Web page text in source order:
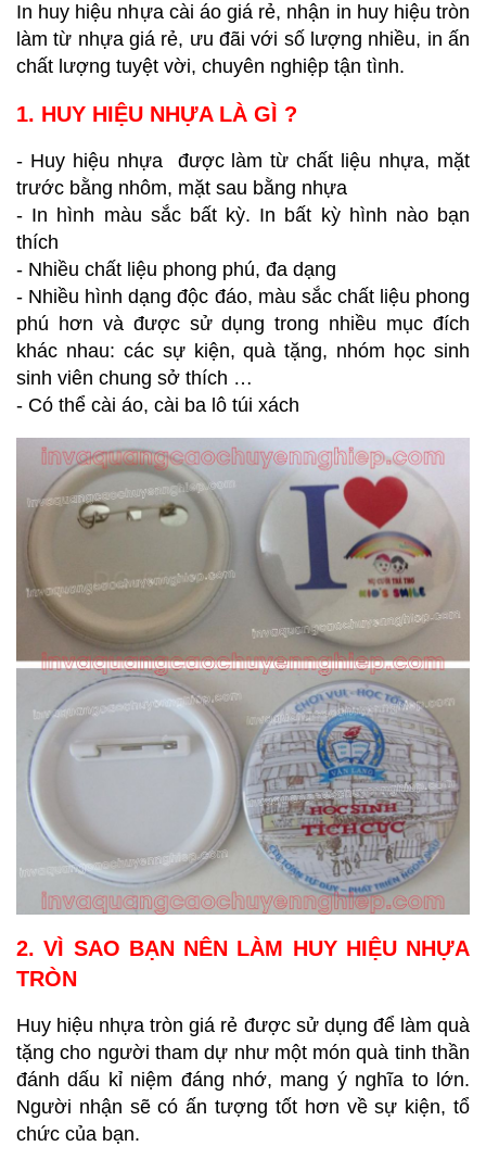
In huy hiệu nhựa cài áo giá rẻ, nhận in huy hiệu tròn
làm từ nhựa giá rẻ, ưu đãi với số lượng nhiều, in ấn
chất lượng tuyệt vời, chuyên nghiệp tận tình.
1. HUY HIỆU NHỰA LÀ GÌ ?
- Huy hiệu nhựa được làm từ chất liệu nhựa, mặt
trước bằng nhôm, mặt sau bằng nhựa
- In hình màu sắc bất kỳ. In bất kỳ hình nào bạn
thích
- Nhiều chất liệu phong phú, đa dạng
- Nhiều hình dạng độc đáo, màu sắc chất liệu phong
phú hơn và được sử dụng trong nhiều mục đích
khác nhau: các sự kiện, quà tặng, nhóm học sinh
sinh viên chung sở thích …
- Có thể cài áo, cài ba lô túi xách
2. VÌ SAO BẠN NÊN LÀM HUY HIỆU NHỰA
TRÒN
Huy hiệu nhựa tròn giá rẻ được sử dụng để làm quà
tặng cho người tham dự như một món quà tinh thần
đánh dấu kỉ niệm đáng nhớ, mang ý nghĩa to lớn.
Người nhận sẽ có ấn tượng tốt hơn về sự kiện, tổ
chức của bạn.